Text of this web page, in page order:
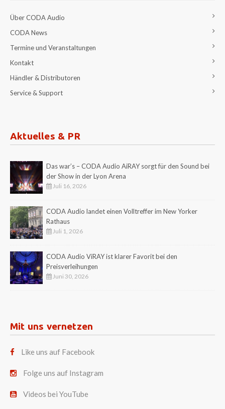
Über CODA Audio
CODA News
Termine und Veranstaltungen
Kontakt
Händler & Distributoren
Service & Support
Aktuelles & PR
Das war’s – CODA Audio AiRAY sorgt für den Sound bei
der Show in der Lyon Arena
Juli 16, 2026
CODA Audio landet einen Volltreffer im New Yorker
Rathaus
Juli 1, 2026
CODA Audio ViRAY ist klarer Favorit bei den
Preisverleihungen
Juni 30, 2026
Mit uns vernetzen
Like uns auf Facebook
Folge uns auf Instagram
Videos bei YouTube